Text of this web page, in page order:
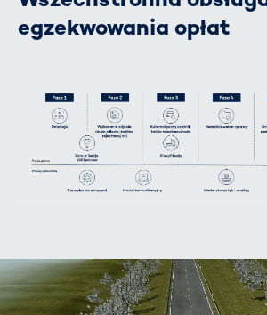
egzekwowania opłat